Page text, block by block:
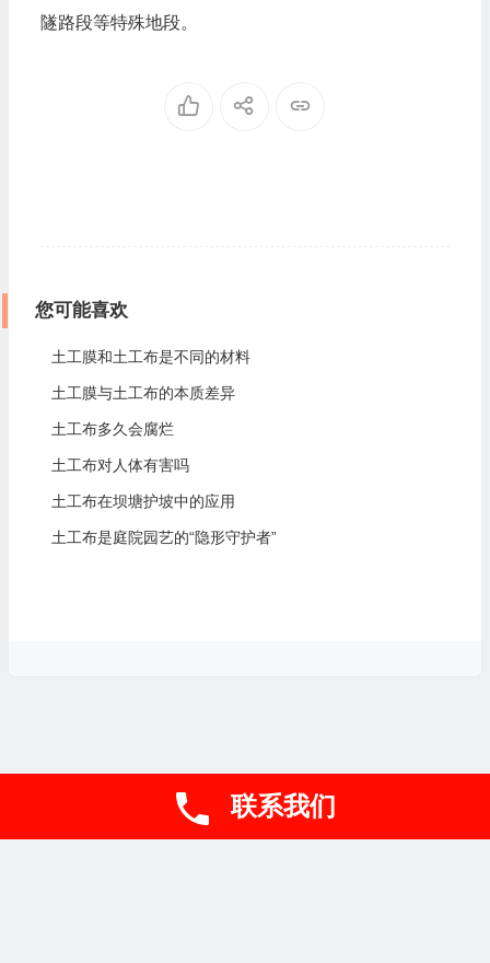
隧路段等特殊地段。
您可能喜欢
土工膜和土工布是不同的材料
土工膜与土工布的本质差异
土工布多久会腐烂
土工布对人体有害吗
土工布在坝塘护坡中的应用
土工布是庭院园艺的“隐形守护者”
联系我们